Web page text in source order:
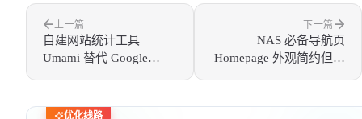
上一篇
自建网站统计工具
Umami 替代 Google
下一篇
NAS 必备导航页
Homepage 外观简约但功
优化线路